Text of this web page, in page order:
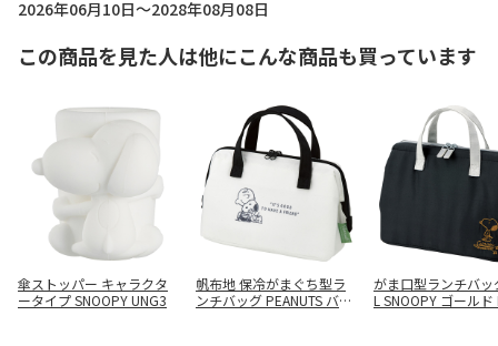
2026年06月10日～2028年08月08日
この商品を見た人は他にこんな商品も買っています
傘ストッパー キャラクタ
ータイプ SNOOPY UNG3
帆布地 保冷がまぐち型ラ
ンチバッグ PEANUTS バッ
がま口型ランチバッ
L SNOOPY ゴールド